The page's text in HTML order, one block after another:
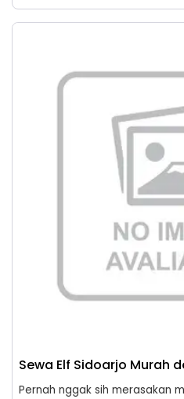
Sewa Elf Sidoarjo Murah
Pernah nggak sih merasakan